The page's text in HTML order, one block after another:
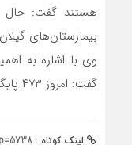
بیمارستان‌های
وی با اشاره به
گفت: امروز ۴۷۳ پایگاه واکسیناسیون در گیلان فعال است.
لینک کوتاه :